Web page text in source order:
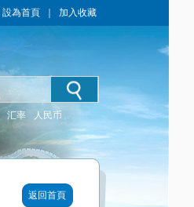
設為首頁 加入收藏
汇率 人民币
返回首頁